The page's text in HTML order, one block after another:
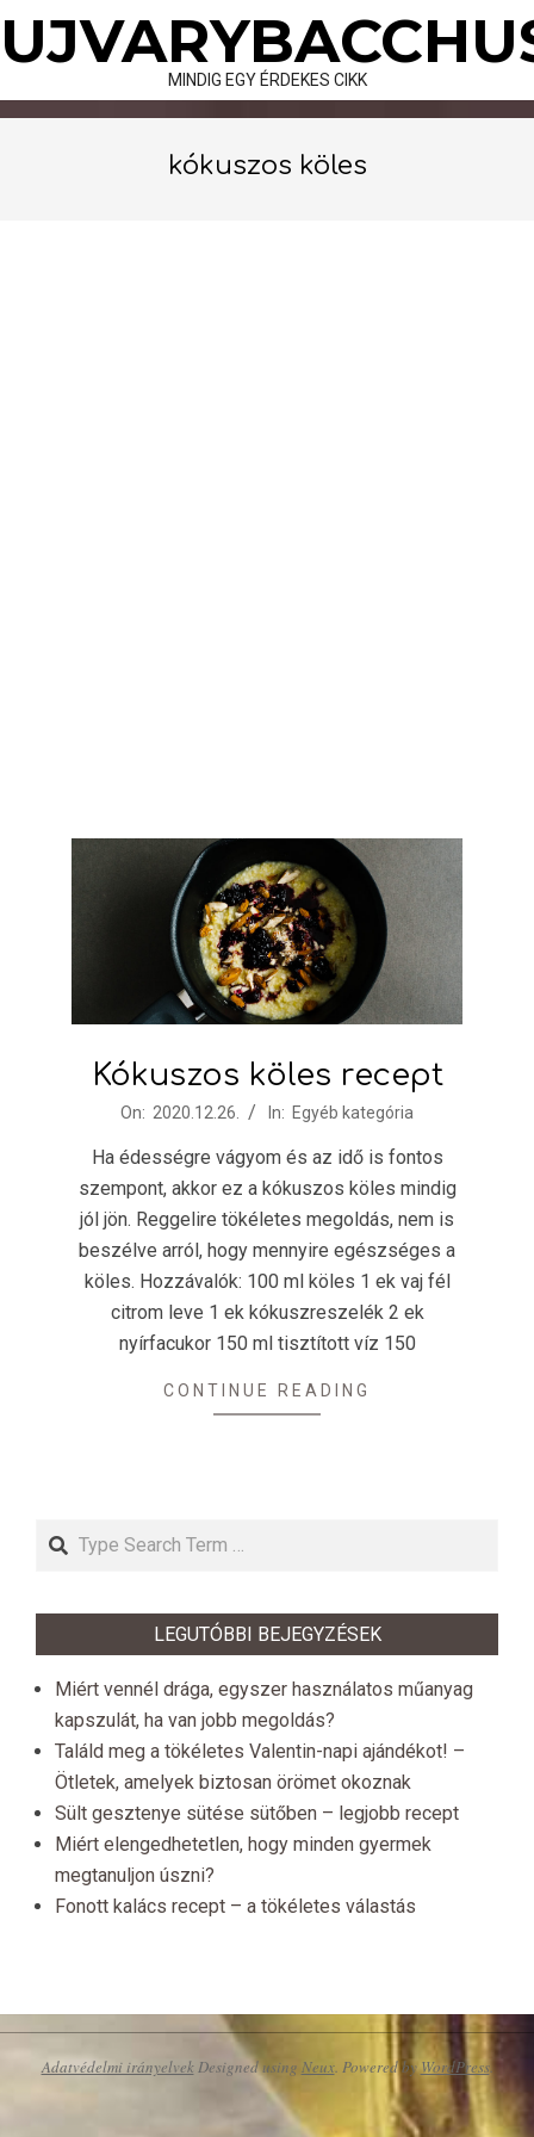
to
MINDIG EGY ÉRDEKES CIKK
kókuszos köles
Kókuszos köles recept
On: 2020.12.26. In: Egyéb kategória
Ha édességre vágyom és az idő is fontos
szempont, akkor ez a kókuszos köles mindig
jól jön. Reggelire tökéletes megoldás, nem is
beszélve arról, hogy mennyire egészséges a
köles. Hozzávalók: 100 ml köles 1 ek vaj fél
citrom leve 1 ek kókuszreszelék 2 ek
nyírfacukor 150 ml tisztított víz 150
CONTINUE READING
Search
LEGUTÓBBI BEJEGYZÉSEK
Miért vennél drága, egyszer használatos műanyag
kapszulát, ha van jobb megoldás?
Találd meg a tökéletes Valentin-napi ajándékot! –
Ötletek, amelyek biztosan örömet okoznak
Sült gesztenye sütése sütőben – legjobb recept
Miért elengedhetetlen, hogy minden gyermek
megtanuljon úszni?
Fonott kalács recept – a tökéletes válastás
Adatvédelmi irányelvekDesigned using Neux. Powered by WordPress.